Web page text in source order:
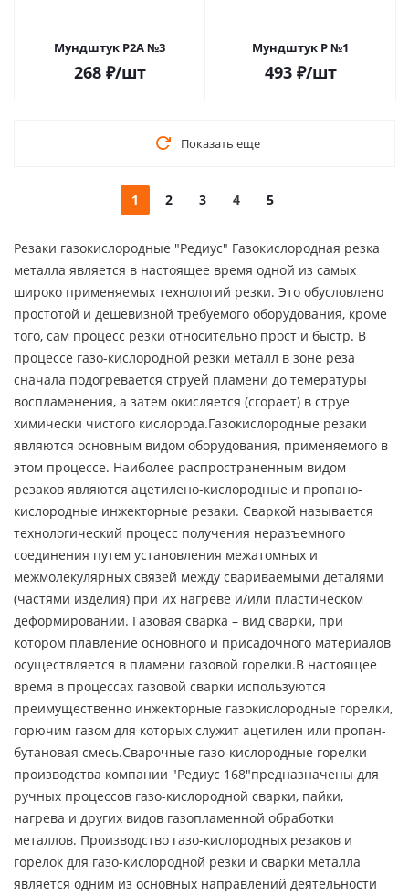
Мундштук Р2А №3
268₽/шт
Мундштук P №1
493₽/шт
Показать еще
1 2 3 4 5
Резаки газокислородные "Редиус" Газокислородная резка
металла является в настоящее время одной из самых
широко применяемых технологий резки. Это обусловлено
простотой и дешевизной требуемого оборудования, кроме
того, сам процесс резки относительно прост и быстр. В
процессе газо-кислородной резки металл в зоне реза
сначала подогревается струей пламени до темературы
воспламенения, а затем окисляется (сгорает) в струе
химически чистого кислорода.Газокислородные резаки
являются основным видом оборудования, применяемого в
этом процессе. Наиболее распространенным видом
резаков являются ацетилено-кислородные и пропано-
кислородные инжекторные резаки. Сваркой называется
технологический процесс получения неразъемного
соединения путем установления межатомных и
межмолекулярных связей между свариваемыми деталями
(частями изделия) при их нагреве и/или пластическом
деформировании. Газовая сварка – вид сварки, при
котором плавление основного и присадочного материалов
осуществляется в пламени газовой горелки.В настоящее
время в процессах газовой сварки используются
преимущественно инжекторные газокислородные горелки,
горючим газом для которых служит ацетилен или пропан-
бутановая смесь.Сварочные газо-кислородные горелки
производства компании "Редиус 168"предназначены для
ручных процессов газо-кислородной сварки, пайки,
нагрева и других видов газопламенной обработки
металлов. Производство газо-кислородных резаков и
горелок для газо-кислородной резки и сварки металла
является одним из основных направлений деятельности